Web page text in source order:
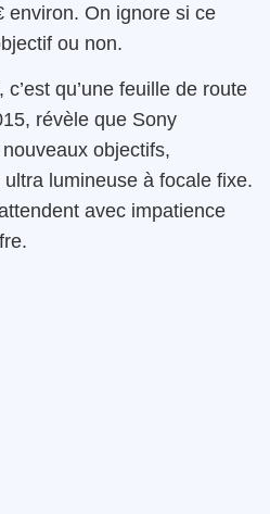
environ. On ignore si ce
ou non.
qu’une feuille de route
révèle que Sony
objectifs,
lumineuse à focale fixe.
avec impatience